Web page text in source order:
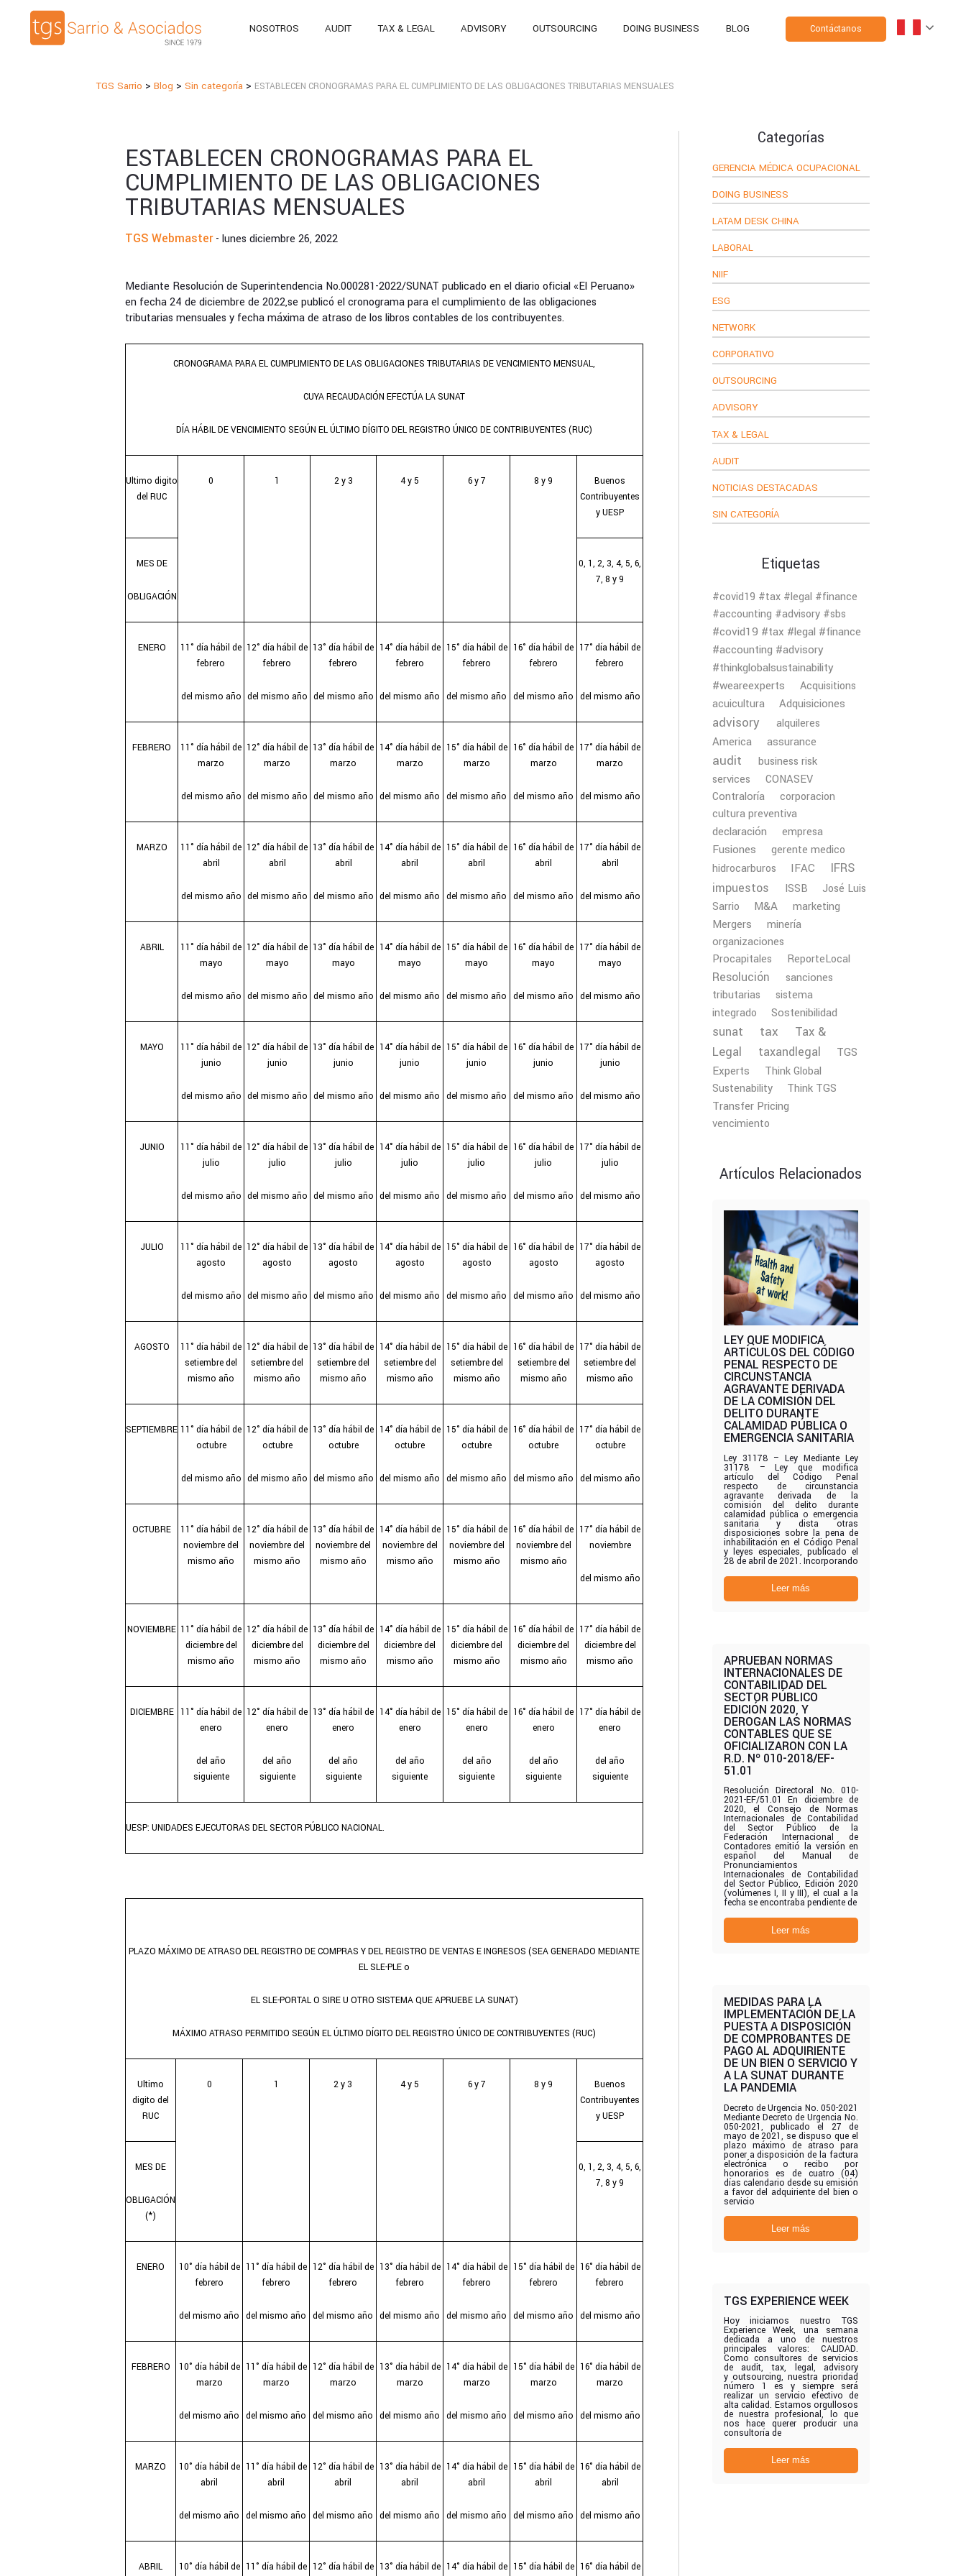
NOSOTROS AUDIT TAX & LEGAL ADVISORY OUTSOURCING DOING BUSINESS BLOG Contáctanos
TGS Sarrio >Blog >Sin categoría > ESTABLECEN CRONOGRAMAS PARA EL CUMPLIMIENTO DE LAS OBLIGACIONES TRIBUTARIAS MENSUALES
ESTABLECEN CRONOGRAMAS PARA EL
CUMPLIMIENTO DE LAS OBLIGACIONES
TRIBUTARIAS MENSUALES
TGS Webmaster- lunes diciembre 26, 2022
Mediante Resolución de Superintendencia No.000281-2022/SUNAT publicado en el diario oficial «El Peruano»
en fecha 24 de diciembre de 2022,se publicó el cronograma para el cumplimiento de las obligaciones
tributarias mensuales y fecha máxima de atraso de los libros contables de los contribuyentes.
CRONOGRAMA PARA EL CUMPLIMIENTO DE LAS OBLIGACIONES TRIBUTARIAS DE VENCIMIENTO MENSUAL,
CUYA RECAUDACIÓN EFECTÚA LA SUNAT
DÍA HÁBIL DE VENCIMIENTO SEGÚN EL ÚLTIMO DÍGITO DEL REGISTRO ÚNICO DE CONTRIBUYENTES (RUC)
Ultimo digito
del RUC
0 1 2 y 3 4 y 5 6 y 7 8 y 9
Buenos
Contribuyentes
y UESP
MES DE
OBLIGACIÓN
0, 1, 2, 3, 4, 5, 6,
7, 8 y 9
ENERO
11° día hábil de
febrero
del mismo año
12° día hábil de
febrero
del mismo año
13° día hábil de
febrero
del mismo año
14° día hábil de
febrero
del mismo año
15° día hábil de
febrero
del mismo año
16° día hábil de
febrero
del mismo año
17° día hábil de
febrero
del mismo año
FEBRERO
11° día hábil de
marzo
del mismo año
12° día hábil de
marzo
del mismo año
13° día hábil de
marzo
del mismo año
14° día hábil de
marzo
del mismo año
15° día hábil de
marzo
del mismo año
16° día hábil de
marzo
del mismo año
17° día hábil de
marzo
del mismo año
MARZO
11° día hábil de
abril
del mismo año
12° día hábil de
abril
del mismo año
13° día hábil de
abril
del mismo año
14° día hábil de
abril
del mismo año
15° día hábil de
abril
del mismo año
16° día hábil de
abril
del mismo año
17° día hábil de
abril
del mismo año
ABRIL
11° día hábil de
mayo
del mismo año
12° día hábil de
mayo
del mismo año
13° día hábil de
mayo
del mismo año
14° día hábil de
mayo
del mismo año
15° día hábil de
mayo
del mismo año
16° día hábil de
mayo
del mismo año
17° día hábil de
mayo
del mismo año
MAYO
11° día hábil de
junio
del mismo año
12° día hábil de
junio
del mismo año
13° día hábil de
junio
del mismo año
14° día hábil de
junio
del mismo año
15° día hábil de
junio
del mismo año
16° día hábil de
junio
del mismo año
17° día hábil de
junio
del mismo año
JUNIO
11° día hábil de
julio
del mismo año
12° día hábil de
julio
del mismo año
13° día hábil de
julio
del mismo año
14° día hábil de
julio
del mismo año
15° día hábil de
julio
del mismo año
16° día hábil de
julio
del mismo año
17° día hábil de
julio
del mismo año
JULIO
11° día hábil de
agosto
del mismo año
12° día hábil de
agosto
del mismo año
13° día hábil de
agosto
del mismo año
14° día hábil de
agosto
del mismo año
15° día hábil de
agosto
del mismo año
16° día hábil de
agosto
del mismo año
17° día hábil de
agosto
del mismo año
AGOSTO
11° día hábil de
setiembre del
mismo año
12° día hábil de
setiembre del
mismo año
13° día hábil de
setiembre del
mismo año
14° día hábil de
setiembre del
mismo año
15° día hábil de
setiembre del
mismo año
16° día hábil de
setiembre del
mismo año
17° día hábil de
setiembre del
mismo año
SEPTIEMBRE 11° día hábil de
octubre
del mismo año
12° día hábil de
octubre
del mismo año
13° día hábil de
octubre
del mismo año
14° día hábil de
octubre
del mismo año
15° día hábil de
octubre
del mismo año
16° día hábil de
octubre
del mismo año
17° día hábil de
octubre
del mismo año
OCTUBRE
11° día hábil de
noviembre del
mismo año
12° día hábil de
noviembre del
mismo año
13° día hábil de
noviembre del
mismo año
14° día hábil de
noviembre del
mismo año
15° día hábil de
noviembre del
mismo año
16° día hábil de
noviembre del
mismo año
17° día hábil de
noviembre
del mismo año
NOVIEMBRE 11° día hábil de
diciembre del
mismo año
12° día hábil de
diciembre del
mismo año
13° día hábil de
diciembre del
mismo año
14° día hábil de
diciembre del
mismo año
15° día hábil de
diciembre del
mismo año
16° día hábil de
diciembre del
mismo año
17° día hábil de
diciembre del
mismo año
DICIEMBRE 11° día hábil de
enero
del año
siguiente
12° día hábil de
enero
del año
siguiente
13° día hábil de
enero
del año
siguiente
14° día hábil de
enero
del año
siguiente
15° día hábil de
enero
del año
siguiente
16° día hábil de
enero
del año
siguiente
17° día hábil de
enero
del año
siguiente
UESP: UNIDADES EJECUTORAS DEL SECTOR PÚBLICO NACIONAL.
PLAZO MÁXIMO DE ATRASO DEL REGISTRO DE COMPRAS Y DEL REGISTRO DE VENTAS E INGRESOS (SEA GENERADO MEDIANTE
EL SLE-PLE o
EL SLE-PORTAL O SIRE U OTRO SISTEMA QUE APRUEBE LA SUNAT)
MÁXIMO ATRASO PERMITIDO SEGÚN EL ÚLTIMO DÍGITO DEL REGISTRO ÚNICO DE CONTRIBUYENTES (RUC)
Ultimo
digito del
RUC
0 1 2 y 3 4 y 5 6 y 7 8 y 9
Buenos
Contribuyentes
y UESP
MES DE
OBLIGACIÓN
(*)
0, 1, 2, 3, 4, 5, 6,
7, 8 y 9
ENERO
10° día hábil de
febrero
del mismo año
11° día hábil de
febrero
del mismo año
12° día hábil de
febrero
del mismo año
13° día hábil de
febrero
del mismo año
14° día hábil de
febrero
del mismo año
15° día hábil de
febrero
del mismo año
16° día hábil de
febrero
del mismo año
FEBRERO
10° día hábil de
marzo
del mismo año
11° día hábil de
marzo
del mismo año
12° día hábil de
marzo
del mismo año
13° día hábil de
marzo
del mismo año
14° día hábil de
marzo
del mismo año
15° día hábil de
marzo
del mismo año
16° día hábil de
marzo
del mismo año
MARZO
10° día hábil de
abril
del mismo año
11° día hábil de
abril
del mismo año
12° día hábil de
abril
del mismo año
13° día hábil de
abril
del mismo año
14° día hábil de
abril
del mismo año
15° día hábil de
abril
del mismo año
16° día hábil de
abril
del mismo año
ABRIL
10° día hábil de 11° día hábil de 12° día hábil de 13° día hábil de 14° día hábil de 15° día hábil de 16° día hábil de
Categorías
GERENCIA MÉDICA OCUPACIONAL
DOING BUSINESS
LATAM DESK CHINA
LABORAL
NIIF
ESG
NETWORK
CORPORATIVO
OUTSOURCING
ADVISORY
TAX & LEGAL
AUDIT
NOTICIAS DESTACADAS
SIN CATEGORÍA
Etiquetas
#covid19 #tax #legal #finance
#accounting #advisory #sbs
#covid19 #tax #legal #finance
#accounting #advisory
#thinkglobalsustainability
#weareexperts
Acquisitions
acuicultura
Adquisiciones
advisory alquileres
America assurance
audit
business risk
services
CONASEV
Contraloría
corporacion
cultura preventiva
declaración empresa
Fusiones
gerente medico
hidrocarburos
IFAC IFRS
impuestos ISSB
José Luis
Sarrio
M&A marketing
Mergers
minería
organizaciones
Procapitales
ReporteLocal
Resolución
sanciones
tributarias
sistema
integrado
Sostenibilidad
sunat tax
Tax &
Legal
taxandlegal
TGS
Experts
Think Global
Sustenability
Think TGS
Transfer Pricing
vencimiento
Artículos Relacionados
LEY QUE MODIFICA
ARTÍCULOS DEL CÓDIGO
PENAL RESPECTO DE
CIRCUNSTANCIA
AGRAVANTE DERIVADA
DE LA COMISIÓN DEL
DELITO DURANTE
CALAMIDAD PÚBLICA O
EMERGENCIA SANITARIA
Ley 31178 – Ley Mediante Ley
31178 – Ley que modifica
artículo del Código Penal
respecto de circunstancia
agravante derivada de la
comisión del delito durante
calamidad pública o emergencia
sanitaria y dista otras
disposiciones sobre la pena de
inhabilitación en el Código Penal
y leyes especiales, publicado el
28 de abril de 2021. Incorporando
Leer más
APRUEBAN NORMAS
INTERNACIONALES DE
CONTABILIDAD DEL
SECTOR PÚBLICO
EDICIÓN 2020, Y
DEROGAN LAS NORMAS
CONTABLES QUE SE
OFICIALIZARON CON LA
R.D. Nº 010-2018/EF-
51.01
Resolución Directoral No. 010-
2021-EF/51.01 En diciembre de
2020, el Consejo de Normas
Internacionales de Contabilidad
del Sector Público de la
Federación Internacional de
Contadores emitió la versión en
español del Manual de
Pronunciamientos
Internacionales de Contabilidad
del Sector Público, Edición 2020
(volúmenes I, II y III), el cual a la
fecha se encontraba pendiente de
Leer más
MEDIDAS PARA LA
IMPLEMENTACIÓN DE LA
PUESTA A DISPOSICIÓN
DE COMPROBANTES DE
PAGO AL ADQUIRIENTE
DE UN BIEN O SERVICIO Y
A LA SUNAT DURANTE
LA PANDEMIA
Decreto de Urgencia No. 050-2021
Mediante Decreto de Urgencia No.
050-2021, publicado el 27 de
mayo de 2021, se dispuso que el
plazo máximo de atraso para
poner a disposición de la factura
electrónica o recibo por
honorarios es de cuatro (04)
días calendario desde su emisión
a favor del adquiriente del bien o
servicio
Leer más
TGS EXPERIENCE WEEK
Hoy iniciamos nuestro TGS
Experience Week, una semana
dedicada a uno de nuestros
principales valores: CALIDAD.
Como consultores de servicios
de audit, tax, legal, advisory
y outsourcing, nuestra prioridad
número 1 es y siempre será
realizar un servicio efectivo de
alta calidad. Estamos orgullosos
de nuestra profesional, lo que
nos hace querer producir una
consultoría de
Leer más